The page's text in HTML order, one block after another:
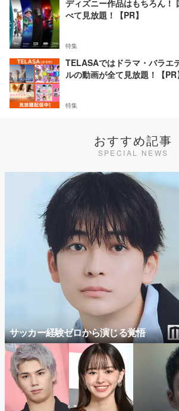
ディズニー作品はもちろん！
べて見放題！【PR】
特集
TELASAではドラマ・バラエ
ルの動画が全て見放題！【PR
特集
おすすめ記事
SPECIAL NEWS
サッカー経験ゼロから演じる覚悟